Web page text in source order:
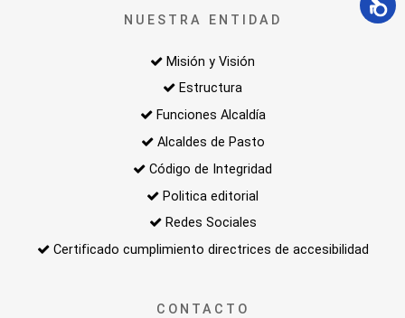
NUESTRA ENTIDAD
Misión y Visión
Estructura
Funciones Alcaldía
Alcaldes de Pasto
Código de Integridad
Politica editorial
Redes Sociales
Certificado cumplimiento directrices de accesibilidad
CONTACTO